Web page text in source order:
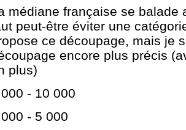
médiane française se balade
peut-être éviter une
ce découpage, mais je
encore plus précis
plus)
- 10 000
- 5 000